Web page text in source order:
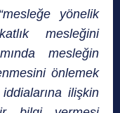
yönelik
mesleğini
mesleğin
önlemek
ilişkin